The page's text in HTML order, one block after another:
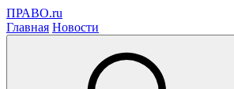
ПРАВО.ru
Главная Новости